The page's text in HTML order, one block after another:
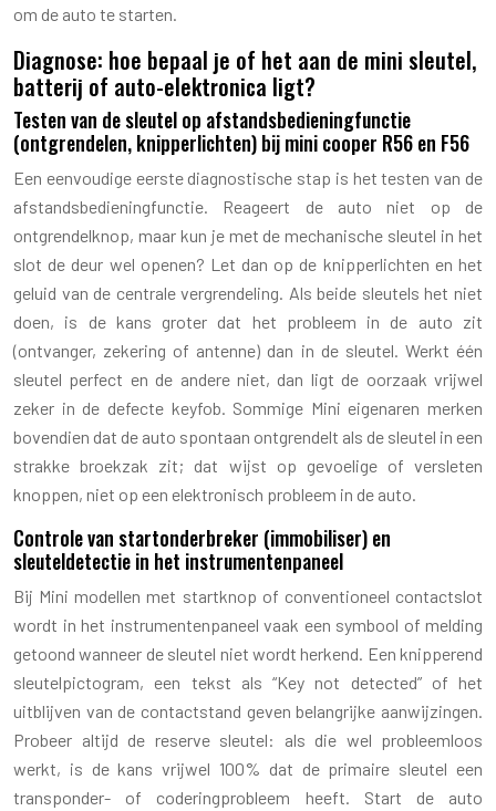
om de auto te starten.
Diagnose: hoe bepaal je of het aan de mini sleutel,
batterij of auto-elektronica ligt?
Testen van de sleutel op afstandsbedieningfunctie
(ontgrendelen, knipperlichten) bij mini cooper R56 en F56
Een eenvoudige eerste diagnostische stap is het testen van de
afstandsbedieningfunctie. Reageert de auto niet op de
ontgrendelknop, maar kun je met de mechanische sleutel in het
slot de deur wel openen? Let dan op de knipperlichten en het
geluid van de centrale vergrendeling. Als beide sleutels het niet
doen, is de kans groter dat het probleem in de auto zit
(ontvanger, zekering of antenne) dan in de sleutel. Werkt één
sleutel perfect en de andere niet, dan ligt de oorzaak vrijwel
zeker in de defecte keyfob. Sommige Mini eigenaren merken
bovendien dat de auto spontaan ontgrendelt als de sleutel in een
strakke broekzak zit; dat wijst op gevoelige of versleten
knoppen, niet op een elektronisch probleem in de auto.
Controle van startonderbreker (immobiliser) en
sleuteldetectie in het instrumentenpaneel
Bij Mini modellen met startknop of conventioneel contactslot
wordt in het instrumentenpaneel vaak een symbool of melding
getoond wanneer de sleutel niet wordt herkend. Een knipperend
sleutelpictogram, een tekst als “Key not detected” of het
uitblijven van de contactstand geven belangrijke aanwijzingen.
Probeer altijd de reserve sleutel: als die wel probleemloos
werkt, is de kans vrijwel 100% dat de primaire sleutel een
transponder- of coderingprobleem heeft. Start de auto